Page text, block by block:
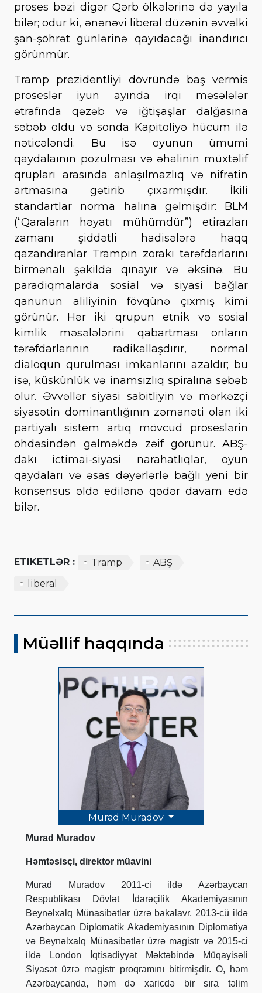
proses bəzi digər Qərb ölkələrinə də yayıla
bilər; odur ki, ənənəvi liberal düzənin əvvəlki
şan-şöhrət günlərinə qayıdacağı inandırıcı
görünmür.
Tramp prezidentliyi dövründə baş vermis
proseslər iyun ayında irqi məsələlər
ətrafında qəzəb və iğtişaşlar dalğasına
səbəb oldu və sonda Kapitoliyə hücum ilə
nəticələndi. Bu isə oyunun ümumi
qaydalaının pozulması və əhalinin müxtəlif
qrupları arasında anlaşılmazlıq və nifrətin
artmasına gətirib çıxarmışdır. İkili
standartlar norma halına gəlmişdir: BLM
(“Qaraların həyatı mühümdür”) etirazları
zamanı şiddətli hadisələrə haqq
qazandıranlar Trampın zorakı tərəfdarlarını
birmənalı şəkildə qınayır və əksinə. Bu
paradiqmalarda sosial və siyasi bağlar
qanunun aliliyinin fövqünə çıxmış kimi
görünür. Hər iki qrupun etnik və sosial
kimlik məsələlərini qabartması onların
tərəfdarlarının radikallaşdırır, normal
dialoqun qurulması imkanlarını azaldır; bu
isə, küskünlük və inamsızlıq spiralına səbəb
olur. Əvvəllər siyasi sabitliyin və mərkəzçi
siyasətin dominantlığının zəmanəti olan iki
partiyalı sistem artıq mövcud proseslərin
öhdəsindən gəlməkdə zəif görünür. ABŞ-
dakı ictimai-siyasi narahatlıqlar, oyun
qaydaları və əsas dəyərlərlə bağlı yeni bir
konsensus əldə edilənə qədər davam edə
bilər.
ETIKETLƏR : Tramp
ABŞ
liberal
Müəllif haqqında
Murad Muradov
Murad Muradov
Həmtəsisçi, direktor müavini
Murad Muradov 2011-ci ildə Azərbaycan
Respublikası Dövlət İdarəçilik Akademiyasının
Beynəlxalq Münasibətlər üzrə bakalavr, 2013-cü ildə
Azərbaycan Diplomatik Akademiyasının Diplomatiya
və Beynəlxalq Münasibətlər üzrə magistr və 2015-ci
ildə London İqtisadiyyat Məktəbində Müqayisəli
Siyasət üzrə magistr proqramını bitirmişdir. O, həm
Azərbaycanda, həm də xaricdə bir sıra təlim